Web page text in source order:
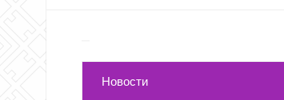
Новости